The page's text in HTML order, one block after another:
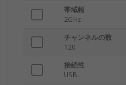
帯域幅
2GHz
チャンネルの数
120
接続性
USB